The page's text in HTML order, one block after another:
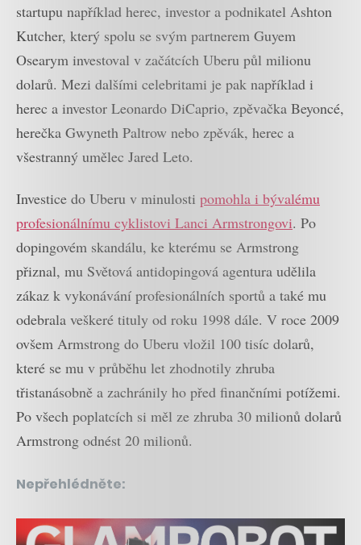
startupu například herec, investor a podnikatel Ashton
Kutcher, který spolu se svým partnerem Guyem
Osearym investoval v začátcích Uberu půl milionu
dolarů. Mezi dalšími celebritami je pak například i
herec a investor Leonardo DiCaprio, zpěvačka Beyoncé,
herečka Gwyneth Paltrow nebo zpěvák, herec a
všestranný umělec Jared Leto.
Investice do Uberu v minulosti pomohla i bývalému
profesionálnímu cyklistovi Lanci Armstrongovi. Po
dopingovém skandálu, ke kterému se Armstrong
přiznal, mu Světová antidopingová agentura udělila
zákaz k vykonávání profesionálních sportů a také mu
odebrala veškeré tituly od roku 1998 dále. V roce 2009
ovšem Armstrong do Uberu vložil 100 tisíc dolarů,
které se mu v průběhu let zhodnotily zhruba
třistanásobně a zachránily ho před finančními potížemi.
Po všech poplatcích si měl ze zhruba 30 milionů dolarů
Armstrong odnést 20 milionů.
Nepřehlédněte: